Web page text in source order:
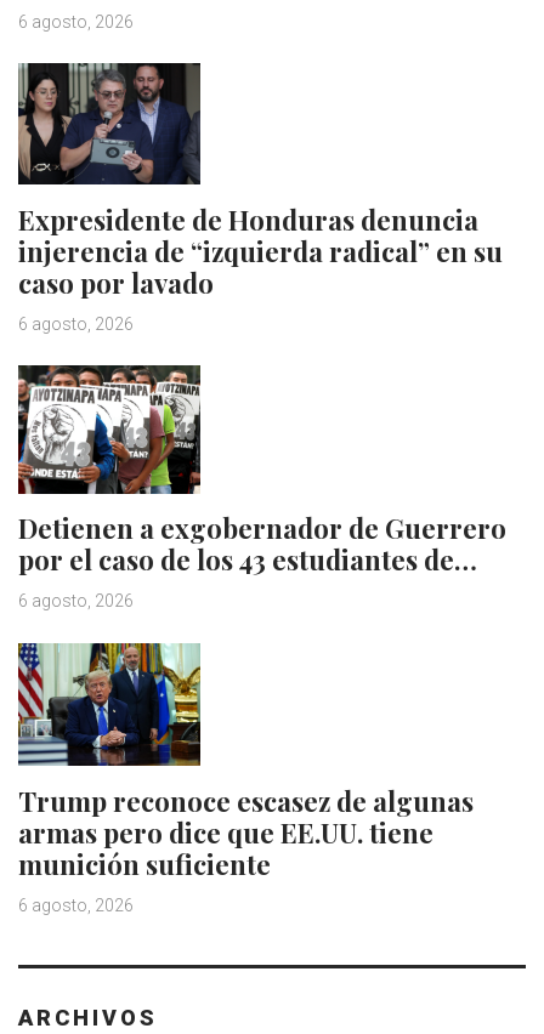
6 agosto, 2026
Expresidente de Honduras denuncia
injerencia de “izquierda radical” en su
caso por lavado
6 agosto, 2026
Detienen a exgobernador de Guerrero
por el caso de los 43 estudiantes de…
6 agosto, 2026
Trump reconoce escasez de algunas
armas pero dice que EE.UU. tiene
munición suficiente
6 agosto, 2026
ARCHIVOS